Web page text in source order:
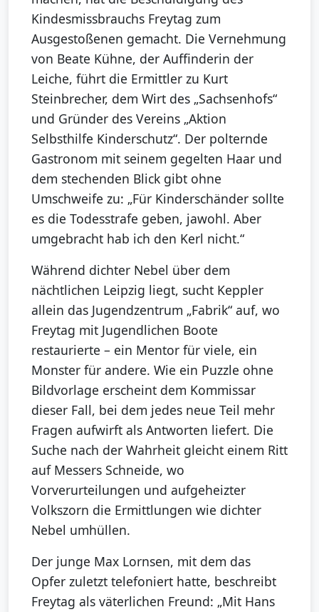
Kindesmissbrauchs Freytag zum
Ausgestoßenen gemacht. Die Vernehmung
von Beate Kühne, der Auffinderin der
Leiche, führt die Ermittler zu Kurt
Steinbrecher, dem Wirt des „Sachsenhofs“
und Gründer des Vereins „Aktion
Selbsthilfe Kinderschutz“. Der polternde
Gastronom mit seinem gegelten Haar und
dem stechenden Blick gibt ohne
Umschweife zu: „Für Kinderschänder sollte
es die Todesstrafe geben, jawohl. Aber
umgebracht hab ich den Kerl nicht.“
Während dichter Nebel über dem
nächtlichen Leipzig liegt, sucht Keppler
allein das Jugendzentrum „Fabrik“ auf, wo
Freytag mit Jugendlichen Boote
restaurierte – ein Mentor für viele, ein
Monster für andere. Wie ein Puzzle ohne
Bildvorlage erscheint dem Kommissar
dieser Fall, bei dem jedes neue Teil mehr
Fragen aufwirft als Antworten liefert. Die
Suche nach der Wahrheit gleicht einem Ritt
auf Messers Schneide, wo
Vorverurteilungen und aufgeheizter
Volkszorn die Ermittlungen wie dichter
Nebel umhüllen.
Der junge Max Lornsen, mit dem das
Opfer zuletzt telefoniert hatte, beschreibt
Freytag als väterlichen Freund: „Mit Hans